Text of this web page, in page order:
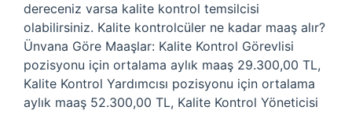
dereceniz varsa kalite kontrol temsilcisi
olabilirsiniz. Kalite kontrolcüler ne kadar maaş alır?
Ünvana Göre Maaşlar: Kalite Kontrol Görevlisi
pozisyonu için ortalama aylık maaş 29.300,00 TL,
Kalite Kontrol Yardımcısı pozisyonu için ortalama
aylık maaş 52.300,00 TL, Kalite Kontrol Yöneticisi